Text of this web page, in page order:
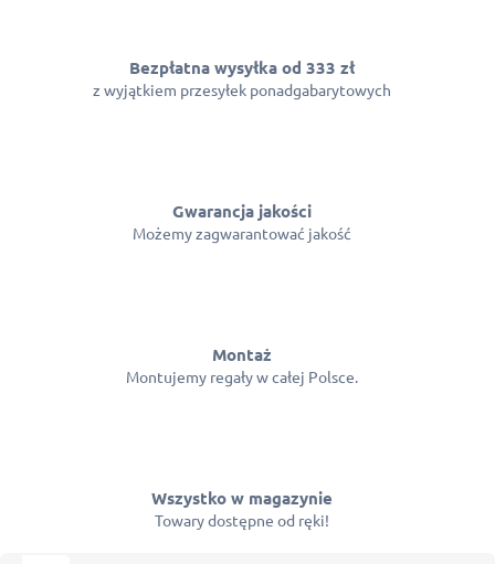
Bezpłatna wysyłka od 333 zł
z wyjątkiem przesyłek ponadgabarytowych
Gwarancja jakości
Możemy zagwarantować jakość
Montaż
Montujemy regały w całej Polsce.
Wszystko w magazynie
Towary dostępne od ręki!